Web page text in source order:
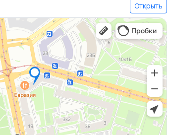
Открыть